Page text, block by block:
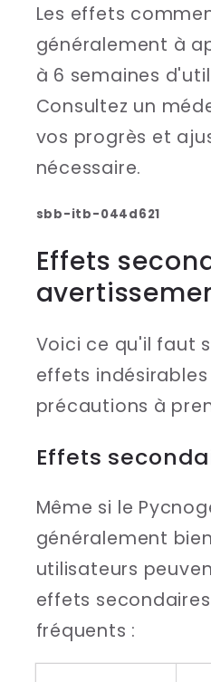
Les effets
généralement à
à 6 semaines
Consultez un
vos progrès et
nécessaire.
sbb-itb-044d621
Effets
Voici ce qu'il faut
effets
précautions à
Effets
Même si le
généralement
utilisateurs
effets
fréquents :